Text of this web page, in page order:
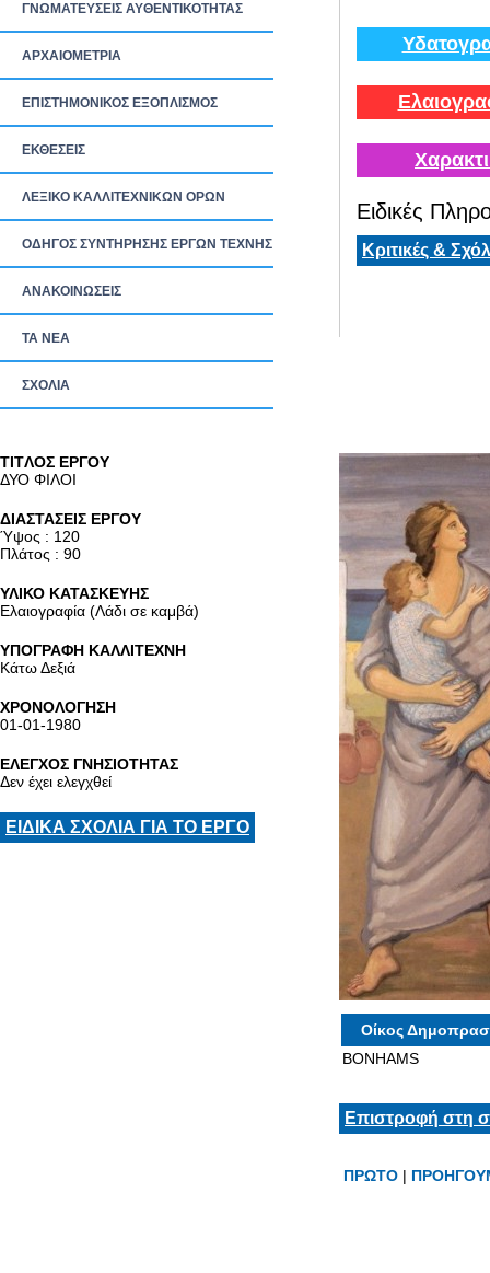
ΓΝΩΜΑΤΕΥΣΕΙΣ ΑΥΘΕΝΤΙΚΟΤΗΤΑΣ
ΑΡΧΑΙΟΜΕΤΡΙΑ
ΕΠΙΣΤΗΜΟΝΙΚΟΣ ΕΞΟΠΛΙΣΜΟΣ
ΕΚΘΕΣΕΙΣ
ΛΕΞΙΚΟ ΚΑΛΛΙΤΕΧΝΙΚΩΝ ΟΡΩΝ
ΟΔΗΓΟΣ ΣΥΝΤΗΡΗΣΗΣ ΕΡΓΩΝ ΤΕΧΝΗΣ
ΑΝΑΚΟΙΝΩΣΕΙΣ
ΤΑ ΝEΑ
ΣΧΟΛΙΑ
Ειδικές
Κριτικές &
TITΛΟΣ ΕΡΓΟΥ
ΔΥΟ ΦΙΛΟΙ
ΔΙΑΣΤΑΣΕΙΣ ΕΡΓΟΥ
Ύψος : 120
Πλάτος : 90
ΥΛΙΚΟ ΚΑΤΑΣΚΕΥΗΣ
Ελαιογραφία (Λάδι σε καμβά)
ΥΠΟΓΡΑΦΗ ΚΑΛΛΙΤΕΧΝΗ
Κάτω Δεξιά
ΧΡΟΝΟΛΟΓΗΣΗ
01-01-1980
ΕΛΕΓΧΟΣ ΓΝΗΣΙΟΤΗΤΑΣ
Δεν έχει ελεγχθεί
ΕΙΔΙΚΑ ΣΧΟΛΙΑ ΓΙΑ ΤΟ ΕΡΓΟ
Οίκος
BONHAMS
Επιστροφή στη
ΠΡΩΤΟ |